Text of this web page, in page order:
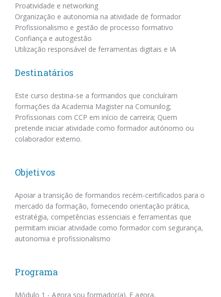
Proatividade e networking
Organização e autonomia na atividade de formador
Profissionalismo e gestão de processo formativo
Confiança e autogestão
Utilização responsável de ferramentas digitais e IA
Destinatários
Este curso destina-se a formandos que concluíram
formações da Academia Magister na Comunilog;
Profissionais com CCP em início de carreira; Quem
pretende iniciar atividade como formador autónomo ou
colaborador externo.
Objetivos
Apoiar a transição de formandos recém-certificados para o
mercado da formação, fornecendo orientação prática,
estratégia, competências essenciais e ferramentas que
permitam iniciar atividade como formador com segurança,
autonomia e profissionalismo
Programa
Módulo 1 - Agora sou formador(a). E agora,